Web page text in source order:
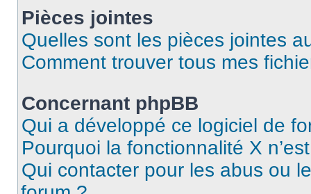
Pièces jointes
Quelles sont les pièces jointes
Comment trouver tous mes
Concernant phpBB
Qui a développé ce logiciel de
Pourquoi la fonctionnalité X
Qui contacter pour les abus ou